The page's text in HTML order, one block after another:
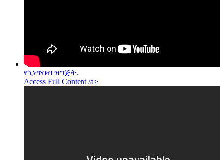
የኪነጥበብ ዝግጅት.
Access Full Content /a>